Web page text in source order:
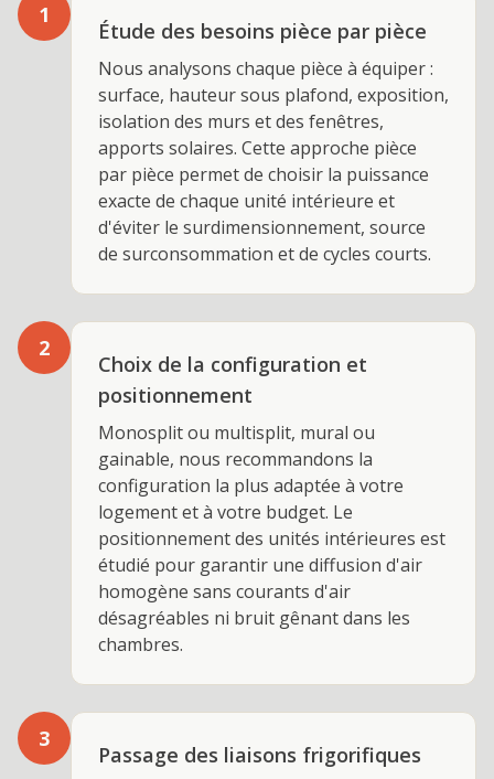
1
Étude des besoins pièce par pièce
Nous analysons chaque pièce à équiper :
surface, hauteur sous plafond, exposition,
isolation des murs et des fenêtres,
apports solaires. Cette approche pièce
par pièce permet de choisir la puissance
exacte de chaque unité intérieure et
d'éviter le surdimensionnement, source
de surconsommation et de cycles courts.
2
Choix de la configuration et
positionnement
Monosplit ou multisplit, mural ou
gainable, nous recommandons la
configuration la plus adaptée à votre
logement et à votre budget. Le
positionnement des unités intérieures est
étudié pour garantir une diffusion d'air
homogène sans courants d'air
désagréables ni bruit gênant dans les
chambres.
3
Passage des liaisons frigorifiques